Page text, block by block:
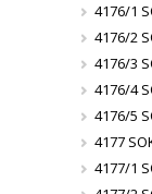
4176/1
4176/2
4176/3
4176/4
4176/5
4177
4177/1